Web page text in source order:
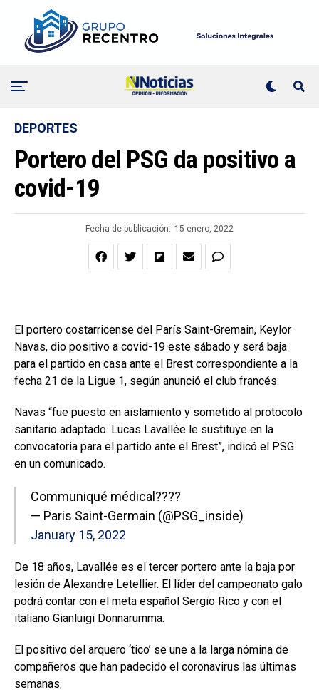
DEPORTES
Portero del PSG da positivo a
covid-19
Fecha de publicación: 15 enero, 2022
El portero costarricense del París Saint-Gremain, Keylor
Navas, dio positivo a covid-19 este sábado y será baja
para el partido en casa ante el Brest correspondiente a la
fecha 21 de la Ligue 1, según anunció el club francés.
Navas “fue puesto en aislamiento y sometido al protocolo
sanitario adaptado. Lucas Lavallée le sustituye en la
convocatoria para el partido ante el Brest”, indicó el PSG
en un comunicado.
Communiqué médical????
— Paris Saint-Germain (@PSG_inside)
January 15, 2022
De 18 años, Lavallée es el tercer portero ante la baja por
lesión de Alexandre Letellier. El líder del campeonato galo
podrá contar con el meta español Sergio Rico y con el
italiano Gianluigi Donnarumma.
El positivo del arquero ‘tico’ se une a la larga nómina de
compañeros que han padecido el coronavirus las últimas
semanas.